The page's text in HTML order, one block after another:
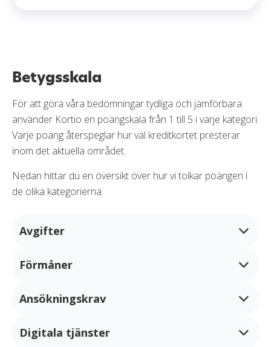
Betygsskala
För att göra våra bedömningar tydliga och jämförbara
använder Kortio en poängskala från 1 till 5 i varje kategori.
Varje poäng återspeglar hur väl kreditkortet presterar
inom det aktuella området.
Nedan hittar du en översikt över hur vi tolkar poängen i
de olika kategorierna.
Avgifter
1 - Höga avgifter vid de flesta typer av användning.
2 - Avgifter vid de flesta typer av användning, men
3 - Avgifter förekommer, men gäller främst mindre
Förmåner
När vi bedömer förmåner delar vi in kategorin i två
Lojalitetsprogram
Ansökningskrav
1 - Mycket höga inkomstkrav eller otydliga
Digitala tjänster